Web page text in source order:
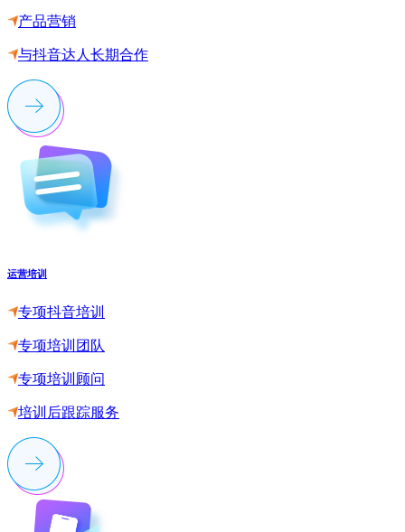
产品营销
与抖音达人长期合作
运营培训
专项抖音培训
专项培训团队
专项培训顾问
培训后跟踪服务